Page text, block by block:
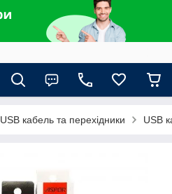
USB кабель та перехідники USB